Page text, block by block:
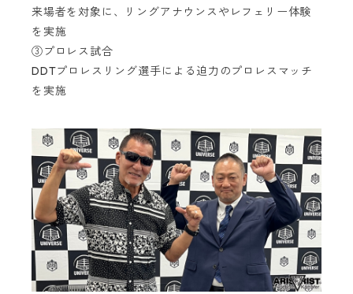
来場者を対象に、リングアナウンスやレフェリー体験
を実施
③プロレス試合
DDTプロレスリング選手による迫力のプロレスマッチ
を実施